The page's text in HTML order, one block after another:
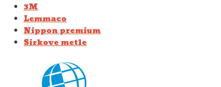
3M
Lemmaco
Nippon premium
Sirkove metle